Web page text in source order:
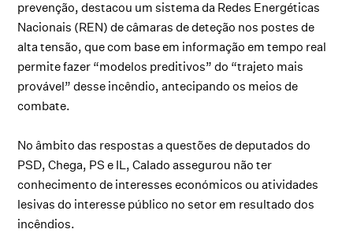
prevenção, destacou um sistema da Redes Energéticas
Nacionais (REN) de câmaras de deteção nos postes de
alta tensão, que com base em informação em tempo real
permite fazer “modelos preditivos” do “trajeto mais
provável” desse incêndio, antecipando os meios de
combate.
No âmbito das respostas a questões de deputados do
PSD, Chega, PS e IL, Calado assegurou não ter
conhecimento de interesses económicos ou atividades
lesivas do interesse público no setor em resultado dos
incêndios.